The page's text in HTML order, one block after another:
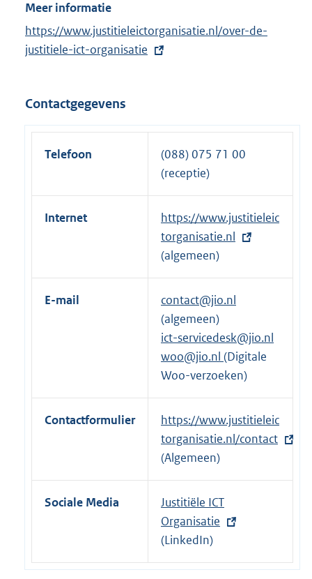
Meer informatie
E
x
r
n
https://www.justitieleictorganisatie.nl/over-de-
justitiele-ict-organisatie
Contactgegevens
Telefoon
(088) 075 71 00
(receptie)
Internet
E
x
t
e
n
e
i
:
https://www.justitieleic
torganisatie.nl
(algemeen)
E-mail
contact@jio.nl
(algemeen)
ict-servicedesk@jio.nl
woo@jio.nl (Digitale
Woo-verzoeken)
Contactformulier
E
x
t
e
r
n
e
l
i
https://www.justitieleic
torganisatie.nl/contact
(Algemeen)
Sociale Media
E
x
t
e
Justitiële ICT
Organisatie
(LinkedIn)